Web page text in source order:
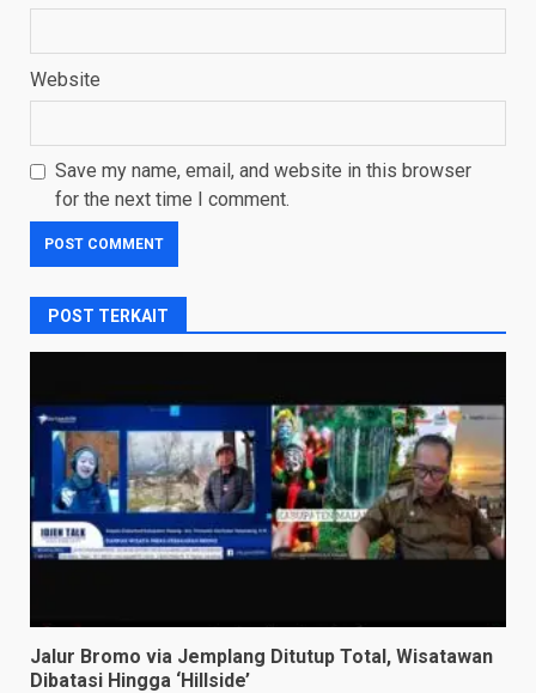
Website
Save my name, email, and website in this browser
for the next time I comment.
POST TERKAIT
Jalur Bromo via Jemplang Ditutup Total, Wisatawan
Dibatasi Hingga ‘Hillside’